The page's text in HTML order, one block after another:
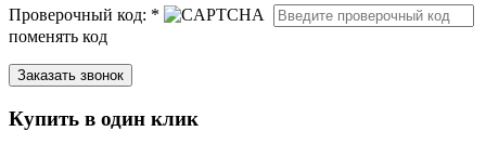
Проверочный код: *
поменять код
Купить в один клик